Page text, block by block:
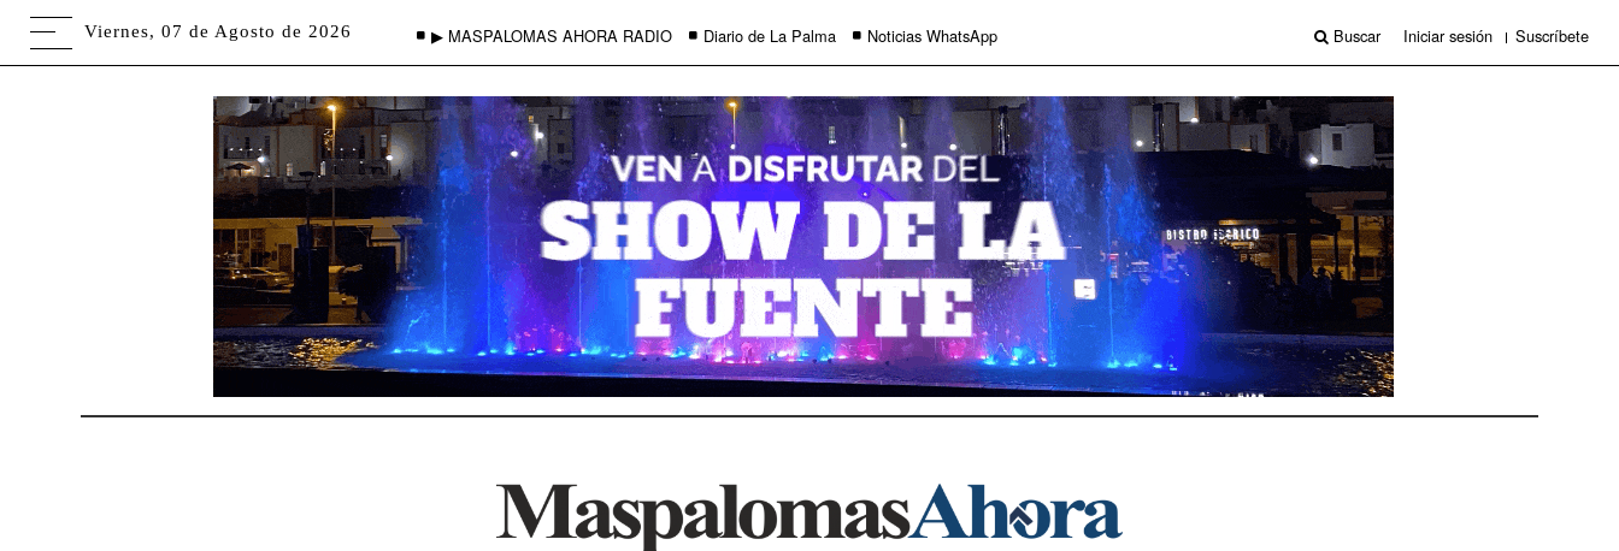
Viernes, 07 de Agosto de 2026 ▶ MASPALOMAS AHORA RADIO Diario de La Palma Noticias WhatsApp Buscar Iniciar sesión Suscríbete